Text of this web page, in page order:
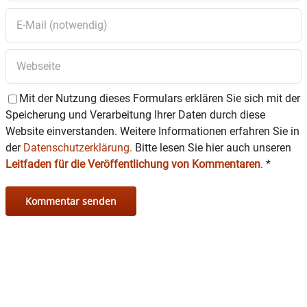
Mit der Nutzung dieses Formulars erklären Sie sich mit der
Speicherung und Verarbeitung Ihrer Daten durch diese
Website einverstanden. Weitere Informationen erfahren Sie in
der Datenschutzerklärung. Bitte lesen Sie hier auch unseren
Leitfaden für die Veröffentlichung von Kommentaren. *